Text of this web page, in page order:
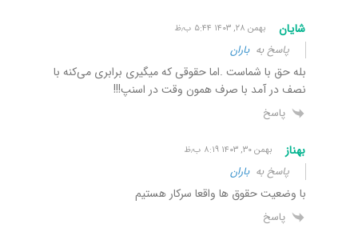
شایان بهمن ۲۸, ۱۴۰۳ ۵:۴۴ ب٫ظ
پاسخ بهباران
بله حق با شماست .اما حقوقی که میگیری برابری می‌کنه با
نصف در آمد با صرف همون وقت در اسنپ!!!
پاسخ
بهناز بهمن ۳۰, ۱۴۰۳ ۸:۱۹ ب٫ظ
پاسخ بهباران
با وضعیت حقوق ها واقعا سرکار هستیم
پاسخ